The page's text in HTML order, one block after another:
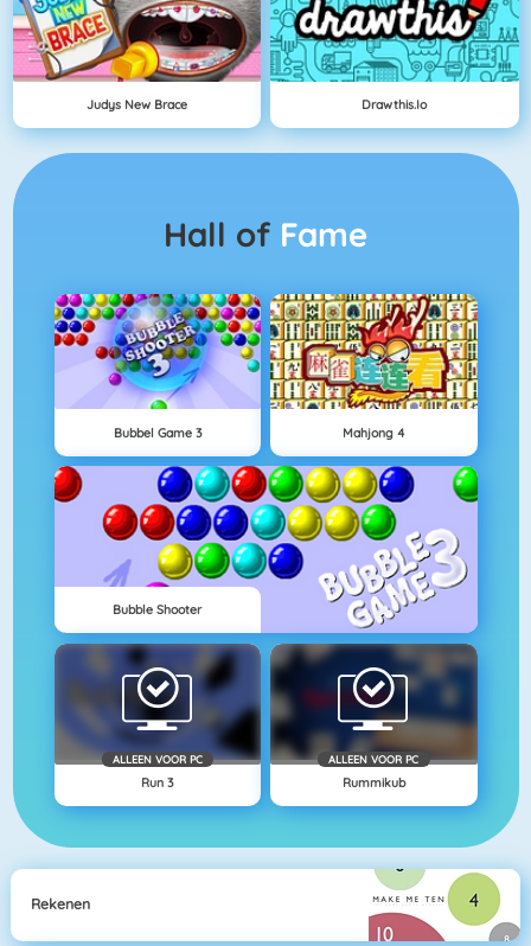
Judys New Brace Drawthis.io
Hall of Fame
Bubbel Game 3 Mahjong 4
Bubble Shooter
ALLEEN VOOR PC
Run 3
ALLEEN VOOR PC
Rummikub
Rekenen